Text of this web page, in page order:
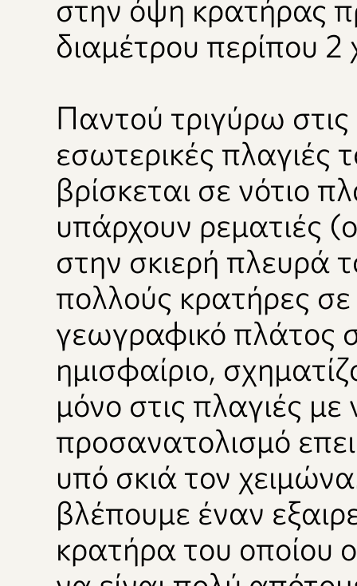
στην όψη κρατήρας
διαμέτρου περίπου 2
Παντού τριγύρω
εσωτερικές πλαγιές
βρίσκεται σε νότιο
υπάρχουν ρεματιές
στην σκιερή πλευρά
πολλούς κρατήρες
γεωγραφικό πλάτος
ημισφαίριο,
μόνο στις πλαγιές με
προσανατολισμό
υπό σκιά τον
βλέπουμε έναν
κρατήρα του οποίου